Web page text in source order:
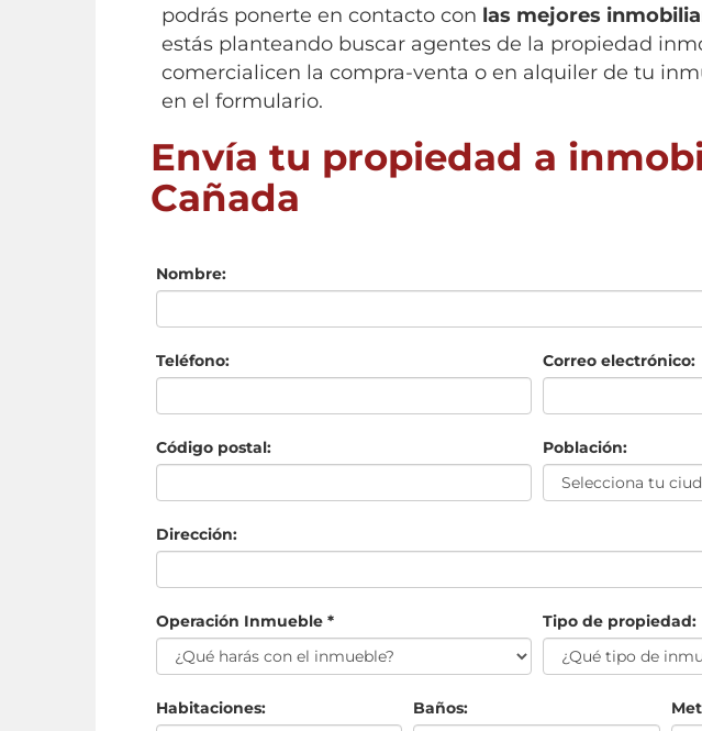
podrás ponerte en contacto con las mejores
estás planteando buscar agentes de la propiedad
comercialicen la compra-venta o en alquiler de tu
en el formulario.
Envía tu propiedad a
Cañada
Nombre:
Teléfono: Correo electrónico:
Código postal: Población:
Dirección:
Operación Inmueble * Tipo de propiedad:
Habitaciones: Baños: